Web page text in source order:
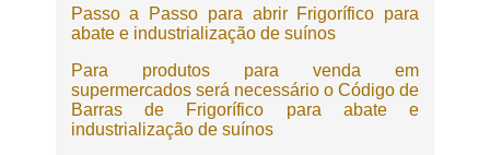
Passo a Passo para abrir Frigorífico para
abate e industrialização de suínos
Para produtos para venda em
supermercados será necessário o Código de
Barras de Frigorífico para abate e
industrialização de suínos